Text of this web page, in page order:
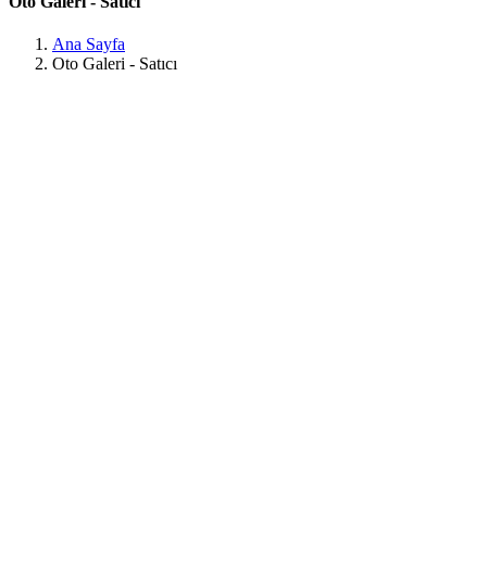
Ana Sayfa
Oto Galeri - Satıcı